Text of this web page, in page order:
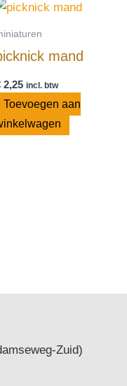
mand
2,25 incl. btw
Toevoegen aan
Zuid)